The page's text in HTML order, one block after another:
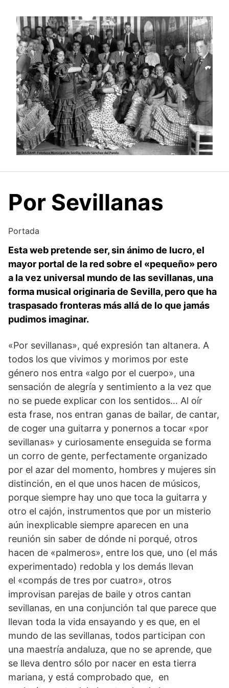
contenido
Por Sevillanas
Portada
Esta web pretende ser, sin ánimo de lucro, el
mayor portal de la red sobre el «pequeño» pero
a la vez universal mundo de las sevillanas, una
forma musical originaria de Sevilla, pero que ha
traspasado fronteras más allá de lo que jamás
pudimos imaginar.
«Por sevillanas», qué expresión tan altanera. A
todos los que vivimos y morimos por este
género nos entra «algo por el cuerpo», una
sensación de alegría y sentimiento a la vez que
no se puede explicar con los sentidos… Al oír
esta frase, nos entran ganas de bailar, de cantar,
de coger una guitarra y ponernos a tocar «por
sevillanas» y curiosamente enseguida se forma
un corro de gente, perfectamente organizado
por el azar del momento, hombres y mujeres sin
distinción, en el que unos hacen de músicos,
porque siempre hay uno que toca la guitarra y
otro el cajón, instrumentos que por un misterio
aún inexplicable siempre aparecen en una
reunión sin saber de dónde ni porqué, otros
hacen de «palmeros», entre los que, uno (el más
experimentado) redobla y los demás llevan
el «compás de tres por cuatro», otros
improvisan parejas de baile y otros cantan
sevillanas, en una conjunción tal que parece que
llevan toda la vida ensayando y es que, en el
mundo de las sevillanas, todos participan con
una maestría andaluza, que no se aprende, que
se lleva dentro sólo por nacer en esta tierra
mariana, y está comprobado que, en